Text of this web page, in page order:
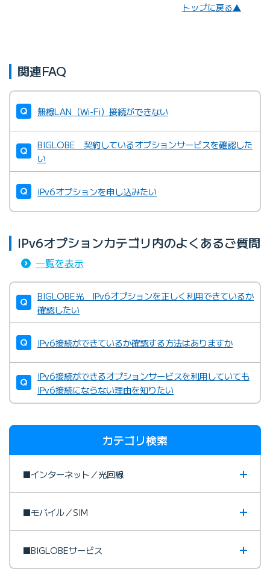
もIPv6接続にならない理由を知りたい
PPPoE設定の削除
してからON
IPv6オプション／v6プラス判定サイト
光電話対応ルーターの電源をOFFにして、5分ほど経過
IPv6オプション／v6プラス判定サイト
※ 詳細はマニュアル等をご確認ください。
ONにして、
PPPoE設定の削除
IPv6オプション／v6プラス判定サイト
IPv6オプション／v6プラス判定サイト
トップに戻る▲
関連FAQ
無線LAN（Wi-Fi）接続ができない
BIGLOBE 契約しているオプションサービスを確認した
い
IPv6オプションを申し込みたい
IPv6オプションカテゴリ内のよくあるご質問
一覧を表示
BIGLOBE光 IPv6オプションを正しく利用できているか
確認したい
IPv6接続ができているか確認する方法はありますか
IPv6接続ができるオプションサービスを利用していても
IPv6接続にならない理由を知りたい
カテゴリ検索
■インターネット／光回線
■モバイル／SIM
■BIGLOBEサービス